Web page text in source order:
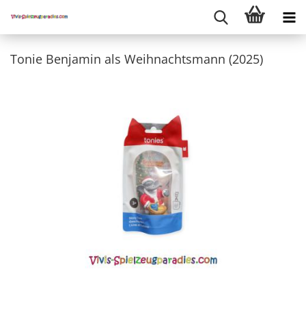
Tonie Benjamin als Weihnachtsmann (2025)